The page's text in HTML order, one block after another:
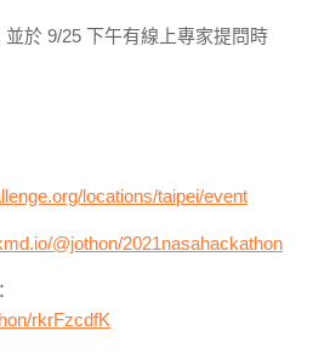
於 9/25 下午有線上專家提問時
locations/taipei/event
@jothon/2021nasahackathon
rkrFzcdfK